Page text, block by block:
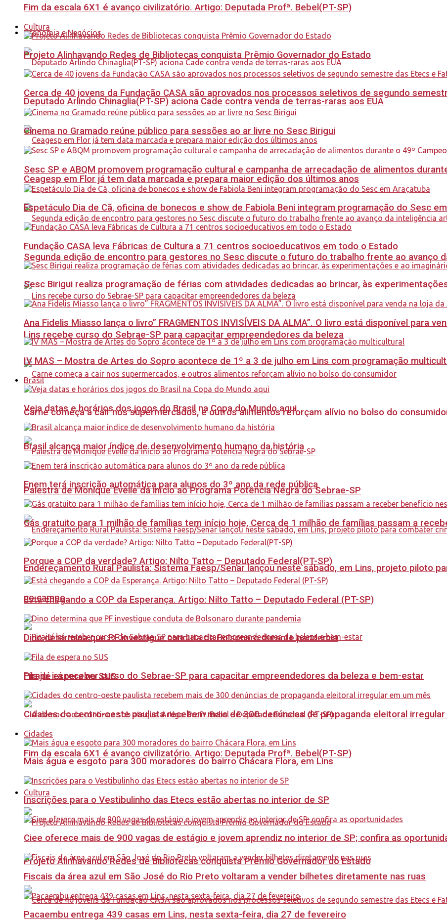
Economia e Negócios
Deputado Arlindo Chinaglia(PT-SP) aciona Cade contra venda de terras-raras aos EUA
Ceagesp em Flor já tem data marcada e prepara maior edição dos últimos anos
Segunda edição de encontro para gestores no Sesc discute o futuro do trabalho frente ao avanço
Lins recebe curso do Sebrae-SP para capacitar empreendedores da beleza
Carne começa a cair nos supermercados, e outros alimentos reforçam alívio no bolso do
Palestra de Monique Evelle dá início ao Programa Potência Negra do Sebrae-SP
Endereçamento Rural Paulista: Sistema Faesp/Senar lançou neste sábado, em Lins, projeto piloto
no campo
Pirajuí irá receber curso do Sebrae-SP para capacitar empreendedores da beleza e bem-estar
Fim da escala 6X1 é avanço civilizatório. Artigo: Deputada Profª. Bebel(PT-SP)
Cultura
Projeto Alinhavando Redes de Bibliotecas conquista Prêmio Governador do Estado
Fim da escala 6X1 é avanço civilizatório. Artigo: Deputada Profª. Bebel(PT-SP)
Cultura
Projeto Alinhavando Redes de Bibliotecas conquista Prêmio Governador do Estado
Cerca de 40 jovens da Fundação CASA são aprovados nos processos seletivos de segundo
Cinema no Gramado reúne público para sessões ao ar livre no Sesc Birigui
Sesc SP e ABQM promovem programação cultural e campanha de arrecadação de alimentos
Espetáculo Dia de Cã, oficina de bonecos e show de Fabiola Beni integram programação do Sesc
Fundação CASA leva Fábricas de Cultura a 71 centros socioeducativos em todo o Estado
Sesc Birigui realiza programação de férias com atividades dedicadas ao brincar, às
Ana Fidelis Miasso lança o livro” FRAGMENTOS INVISÍVEIS DA ALMA”. O livro está disponível para
IV MAS – Mostra de Artes do Sopro acontece de 1º a 3 de julho em Lins com programação
Brasil
Veja datas e horários dos jogos do Brasil na Copa do Mundo aqui
Brasil alcança maior índice de desenvolvimento humano da história
Enem terá inscrição automática para alunos do 3º ano da rede pública
Gás gratuito para 1 milhão de famílias tem início hoje, Cerca de 1 milhão de famílias passam a
Porque a COP da verdade? Artigo: Nilto Tatto – Deputado Federal(PT-SP)
Está chegando a COP da Esperança. Artigo: Nilto Tatto – Deputado Federal (PT-SP)
Dino determina que PF investigue conduta de Bolsonaro durante pandemia
Fila de espera no SUS
Cidades do centro-oeste paulista recebem mais de 300 denúncias de propaganda eleitoral
Cidades
Mais água e esgoto para 300 moradores do bairro Chácara Flora, em Lins
Inscrições para o Vestibulinho das Etecs estão abertas no interior de SP
Ciee oferece mais de 900 vagas de estágio e jovem aprendiz no interior de SP; confira as
Fiscais da área azul em São José do Rio Preto voltaram a vender bilhetes diretamente nas ruas
Pacaembu entrega 439 casas em Lins, nesta sexta-feira, dia 27 de fevereiro